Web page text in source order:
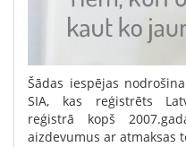
Šādas iespējas
SIA, kas reģistrēts
reģistrā kopš
aizdevumus ar atmaksas